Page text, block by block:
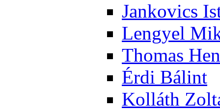
Jan­ko­vics
Len­gyel
Tho­mas
Ér­di Bá­lint
Kol­láth